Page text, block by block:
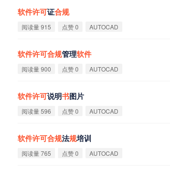
软件许可证合规
阅读量 915 点赞 0 AUTOCAD
软件许可合规管理软件
阅读量 900 点赞 0 AUTOCAD
软件许可说明书图片
阅读量 596 点赞 0 AUTOCAD
软件许可合规法规培训
阅读量 765 点赞 0 AUTOCAD